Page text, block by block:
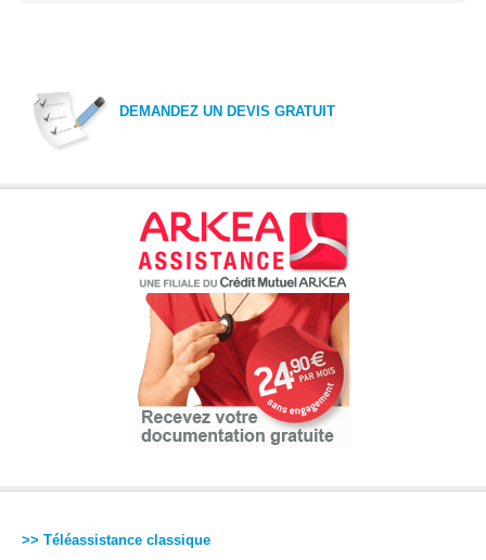
DEMANDEZ UN DEVIS GRATUIT
>> Téléassistance classique